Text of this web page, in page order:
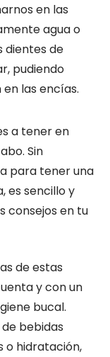
en las
agua o
dientes de
pudiendo
las encías.
a tener en
Sin
para tener una
es sencillo y
consejos en tu
de estas
y con un
bucal.
bebidas
o hidratación,